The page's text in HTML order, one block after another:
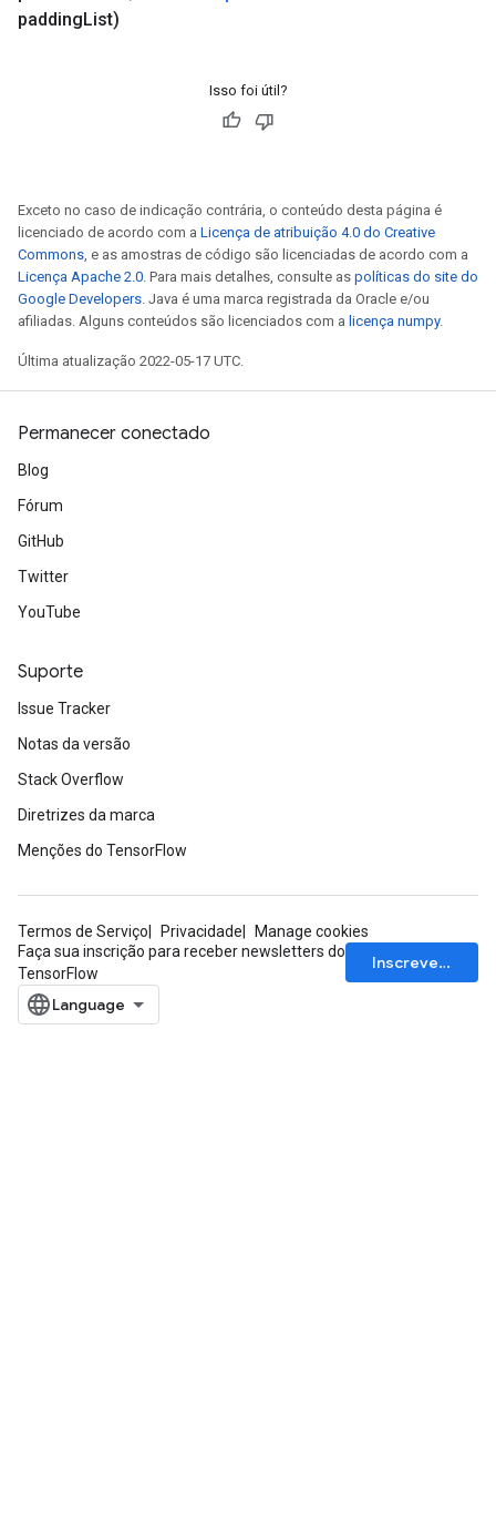
paddingList)
Isso foi útil?
Exceto no caso de indicação contrária, o conteúdo desta página é
licenciado de acordo com a Licença de atribuição 4.0 do Creative
Commons, e as amostras de código são licenciadas de acordo com a
Licença Apache 2.0. Para mais detalhes, consulte as políticas do site do
Google Developers. Java é uma marca registrada da Oracle e/ou
afiliadas. Alguns conteúdos são licenciados com a licença numpy.
Última atualização 2022-05-17 UTC.
Permanecer conectado
Blog
Fórum
GitHub
Twitter
YouTube
Suporte
Issue Tracker
Notas da versão
Stack Overflow
Diretrizes da marca
Menções do TensorFlow
Termos de Serviço Privacidade
Manage cookies
Faça sua inscrição para receber newsletters do
TensorFlow
Inscrever-se